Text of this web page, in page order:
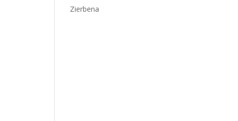
Zierbena